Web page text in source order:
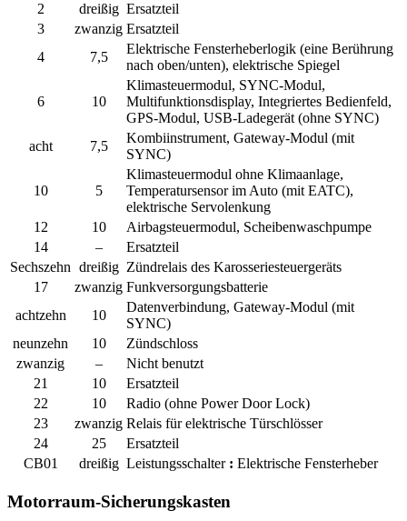
2
dreißig Ersatzteil
3
zwanzig Ersatzteil
4
7,5
Elektrische Fensterheberlogik (eine Berührung
nach oben/unten), elektrische Spiegel
6 10
Klimasteuermodul, SYNC-Modul,
Multifunktionsdisplay, Integriertes Bedienfeld,
GPS-Modul, USB-Ladegerät (ohne SYNC)
acht
7,5
Kombiinstrument, Gateway-Modul (mit
SYNC)
10 5
Klimasteuermodul ohne Klimaanlage,
Temperatursensor im Auto (mit EATC),
elektrische Servolenkung
12
10
Airbagsteuermodul, Scheibenwaschpumpe
14
–
Ersatzteil
Sechszehn dreißig Zündrelais des Karosseriesteuergeräts
17
zwanzig Funkversorgungsbatterie
achtzehn
10
Datenverbindung, Gateway-Modul (mit
SYNC)
neunzehn
10
Zündschloss
zwanzig
–
Nicht benutzt
21
10
Ersatzteil
22
10
Radio (ohne Power Door Lock)
23
zwanzig Relais für elektrische Türschlösser
24
25
Ersatzteil
CB01
dreißig Leistungsschalter : Elektrische Fensterheber
Motorraum-Sicherungskasten